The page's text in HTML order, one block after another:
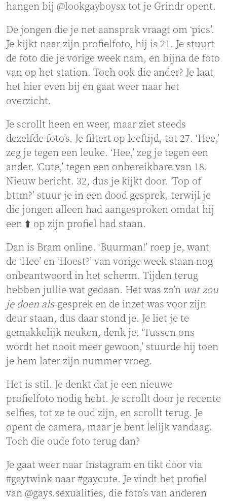
hangen bij @lookgayboysx tot je Grindr opent.
De jongen die je net aansprak vraagt om ‘pics’.
Je kijkt naar zijn profielfoto, hij is 21. Je stuurt
de foto die je vorige week nam, en bijna de foto
van op het station. Toch ook die ander? Je laat
het hier even bij en gaat weer naar het
overzicht.
Je scrollt heen en weer, maar ziet steeds
dezelfde foto’s. Je filtert op leeftijd, tot 27. ‘Hee,’
zeg je tegen een leuke. ‘Hee,’ zeg je tegen een
ander. ‘Cute,’ tegen een onbereikbare van 18.
Nieuw bericht. 32, dus je kijkt door. ‘Top of
bttm?’ stuur je in een dood gesprek, terwijl je
die jongen alleen had aangesproken omdat hij
een ⬆️ op zijn profiel had staan.
Dan is Bram online. ‘Buurman!’ roep je, want
de ‘Hee’ en ‘Hoest?’ van vorige week staan nog
onbeantwoord in het scherm. Tijden terug
hebben jullie wat gedaan. Het was zo’n wat zou
je doen als-gesprek en de inzet was voor zijn
deur staan, dus daar stond je. Je liet je te
gemakkelijk neuken, denk je. ‘Tussen ons
wordt het nooit meer gewoon,’ stuurde hij toen
je hem later zijn nummer vroeg.
Het is stil. Je denkt dat je een nieuwe
profielfoto nodig hebt. Je scrollt door je recente
selfies, tot ze te oud zijn, en scrollt terug. Je
opent de camera, maar je bent lelijk vandaag.
Toch die oude foto terug dan?
Je gaat weer naar Instagram en tikt door via
#gaytwink naar #gaycute. Je vindt het profiel
van @gays.sexualities, die foto’s van anderen